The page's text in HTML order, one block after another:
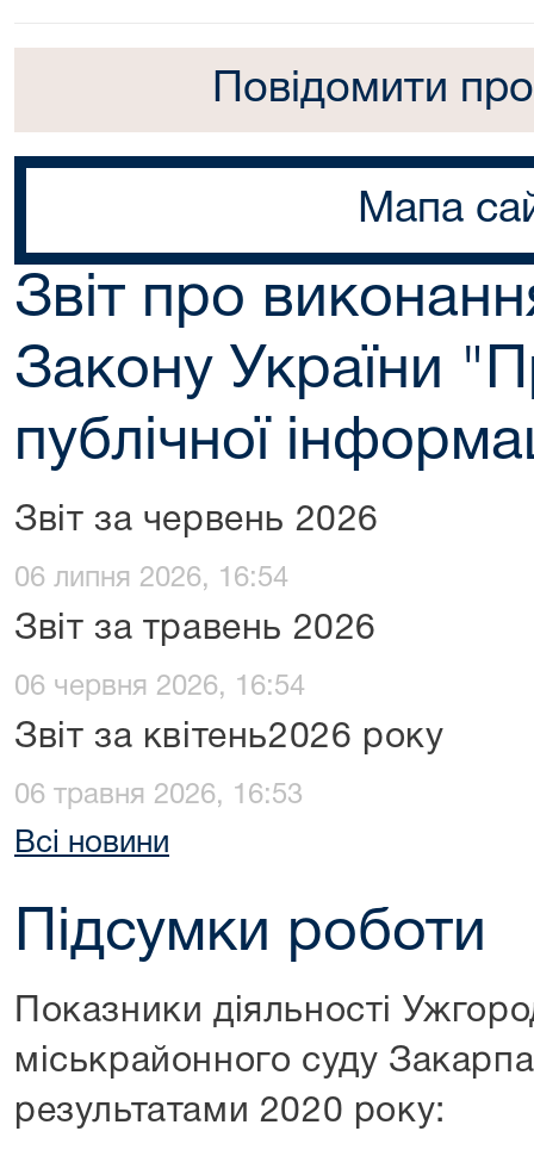
Повідомити
Мапа
Звіт про
Закону України
публічної
Звіт за червень 2026
06 липня 2026, 16:54
Звіт за травень 2026
06 червня 2026, 16:54
Звіт за квітень2026 року
06 травня 2026, 16:53
Всі новини
Підсумки роботи
Показники діяльності
міськрайонного суду
результатами 2020 року: